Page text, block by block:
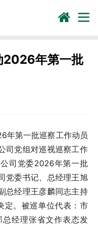
2026年第一批
年第一批巡察工作动员
司党组对巡视巡察工作
司党委2026年第一批
党委书记、总经理王旭
总经理王彦麟同志主持
定。被巡单位代表：市
经理张省文作表态发